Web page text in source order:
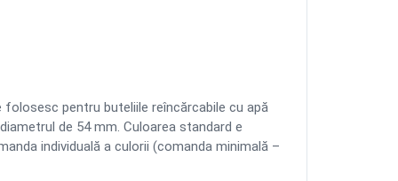
pentru buteliile reîncărcabile cu apă
de 54 mm. Culoarea standard e
individuală a culorii (comanda minimală –